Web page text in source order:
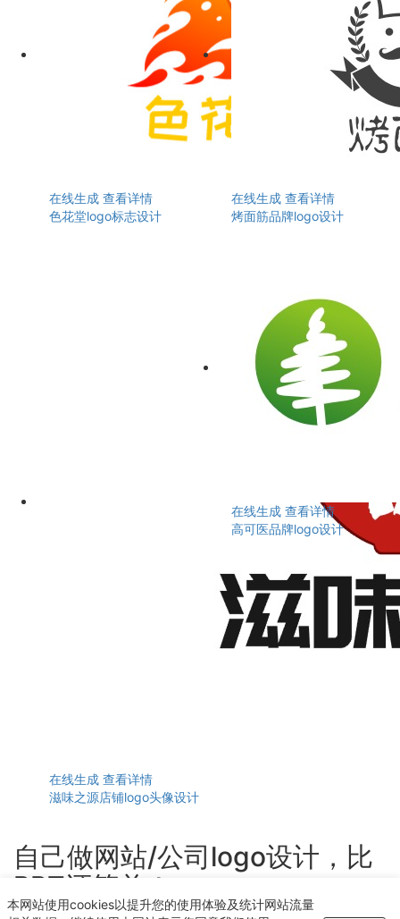
在线生成 查看详情
色花堂logo标志设计
在线生成 查看详情
烤面筋品牌logo设计
在线生成 查看详情
滋味之源店铺logo头像设计
在线生成 查看详情
高可医品牌logo设计
自己做网站/公司logo设计，比
PPT还简单！
本网站使用cookies以提升您的使用体验及统计网站流量